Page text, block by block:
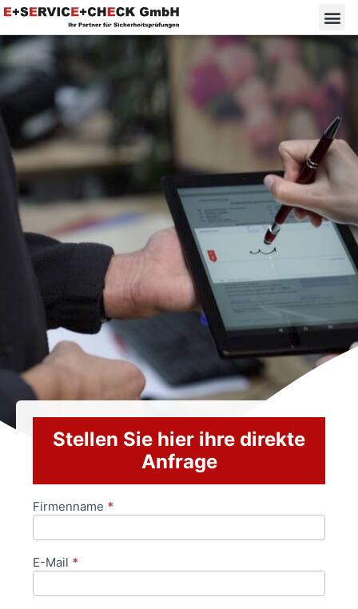
Stellen Sie hier ihre direkte
Anfrage
Anfrageformular
Firmenname *
E-Mail *